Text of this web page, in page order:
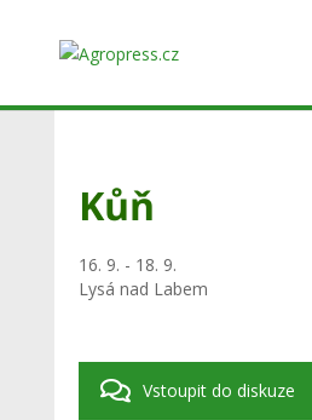
Kůň
16. 9. - 18. 9.
Lysá nad Labem
Vstoupit do diskuze